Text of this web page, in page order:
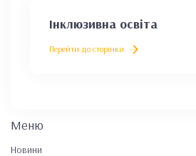
Інклюзивна освіта
Перейти до сторінки
Меню
Новини